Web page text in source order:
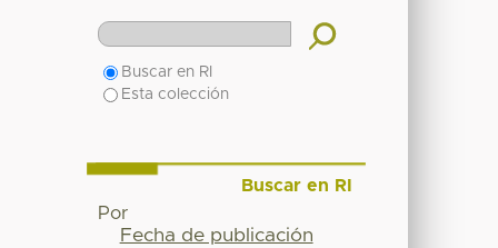
Buscar en RI
Esta colección
Buscar en RI
Por
Fecha de publicación